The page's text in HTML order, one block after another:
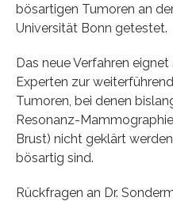
bösartigen Tumoren an
Universität Bonn getestet.
Das neue Verfahren
Experten zur
Tumoren, bei denen
Resonanz-
Brust) nicht geklärt
bösartig sind.
Rückfragen an Dr.